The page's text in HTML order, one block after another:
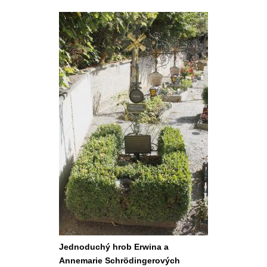
Jednoduchý hrob Erwina a
Annemarie Schrödingerových